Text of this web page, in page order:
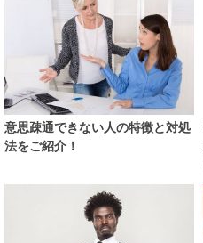
意思疎通できない人の特徴と対処
法をご紹介！